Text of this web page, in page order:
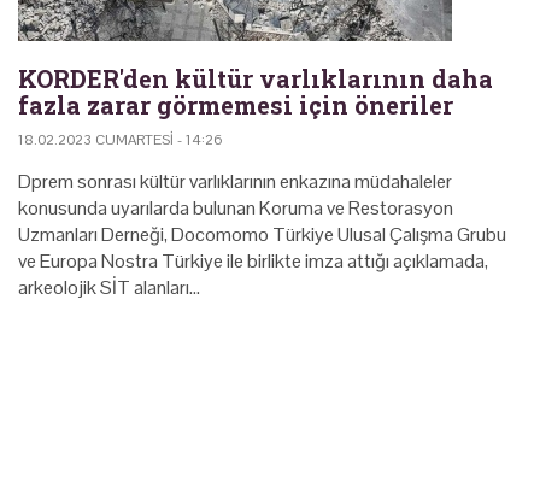
KORDER'den kültür varlıklarının daha
fazla zarar görmemesi için öneriler
18.02.2023 CUMARTESI - 14:26
Dprem sonrası kültür varlıklarının enkazına müdahaleler
konusunda uyarılarda bulunan Koruma ve Restorasyon
Uzmanları Derneği, Docomomo Türkiye Ulusal Çalışma Grubu
ve Europa Nostra Türkiye ile birlikte imza attığı açıklamada,
arkeolojik SİT alanları…